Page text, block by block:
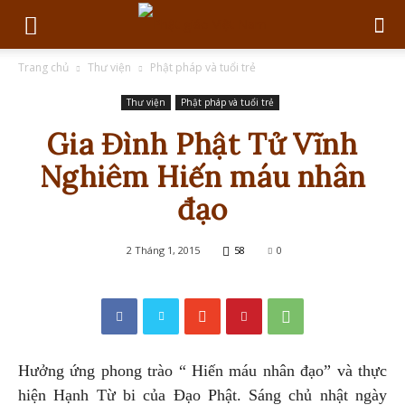
Trang chủ Thư viện Phật pháp và tuổi trẻ
Thư viện Phật pháp và tuổi trẻ
Gia Đình Phật Tử Vĩnh
Nghiêm Hiến máu nhân
đạo
2 Tháng 1, 2015 58 0
Hưởng ứng phong trào “ Hiến máu nhân đạo” và thực
hiện Hạnh Từ bi của Đạo Phật. Sáng chủ nhật ngày